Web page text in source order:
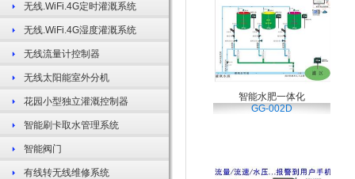
无线.WiFi.4G定时灌溉系统
无线.WiFi.4G湿度灌溉系统
无线流量计控制器
无线太阳能室外分机
花园小型独立灌溉控制器
智能刷卡取水管理系统
智能阀门
有线转无线维修系统
智能水肥一体化
GG-002D